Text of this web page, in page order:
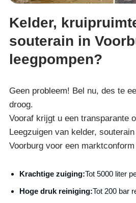
Kelder,
souterain in
leegpompen?
Geen probleem! Bel nu, des te
droog.
Vooraf krijgt u een transparante
Leegzuigen van kelder,
Voorburg voor een
Krachtige zuiging:Tot 5000 liter
Hoge druk reiniging:Tot 200 bar